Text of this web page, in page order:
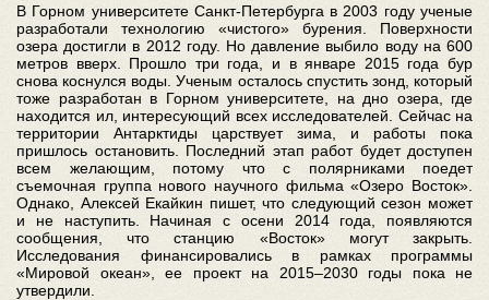
В Горном университете Санкт-Петербурга в 2003 году ученые
разработали технологию «чистого» бурения. Поверхности
озера достигли в 2012 году. Но давление выбило воду на 600
метров вверх. Прошло три года, и в январе 2015 года бур
снова коснулся воды. Ученым осталось спустить зонд, который
тоже разработан в Горном университете, на дно озера, где
находится ил, интересующий всех исследователей. Сейчас на
территории Антарктиды царствует зима, и работы пока
пришлось остановить. Последний этап работ будет доступен
всем желающим, потому что с полярниками поедет
съемочная группа нового научного фильма «Озеро Восток».
Однако, Алексей Екайкин пишет, что следующий сезон может
и не наступить. Начиная с осени 2014 года, появляются
сообщения, что станцию «Восток» могут закрыть.
Исследования финансировались в рамках программы
«Мировой океан», ее проект на 2015–2030 годы пока не
утвердили.